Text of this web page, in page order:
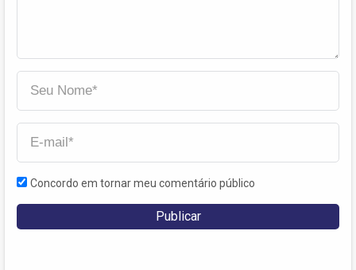
Concordo em tornar meu comentário público